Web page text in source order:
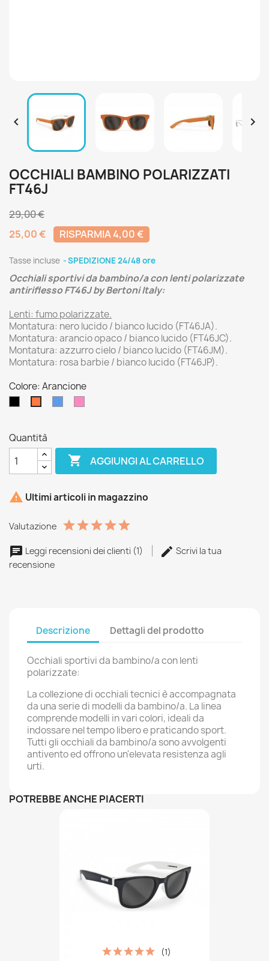
 
OCCHIALI BAMBINO POLARIZZATI
FT46J
29,00 €
25,00 €
RISPARMIA 4,00 €
Tasse incluse SPEDIZIONE 24/48 ore
Occhiali sportivi da bambino/a con lenti polarizzate
antiriflesso FT46J by Bertoni Italy:
Lenti: fumo polarizzate.
Montatura: nero lucido / bianco lucido (FT46JA).
Montatura: arancio opaco / bianco lucido (FT46JC).
Montatura: azzurro cielo / bianco lucido (FT46JM).
Montatura: rosa barbie / bianco lucido (FT46JP).
Colore: Arancione
Quantità
 AGGIUNGI AL CARRELLO
 Ultimi articoli in magazzino
Valutazione
Leggi recensioni dei clienti (1)
Scrivi la tua
recensione
Descrizione Dettagli del prodotto
Occhiali sportivi da bambino/a con lenti
polarizzate:
La collezione di occhiali tecnici è accompagnata
da una serie di modelli da bambino/a. La linea
comprende modelli in vari colori, ideali da
indossare nel tempo libero e praticando sport.
Tutti gli occhiali da bambino/a sono avvolgenti
antivento ed offrono un'elevata resistenza agli
urti.
POTREBBE ANCHE PIACERTI
(1)